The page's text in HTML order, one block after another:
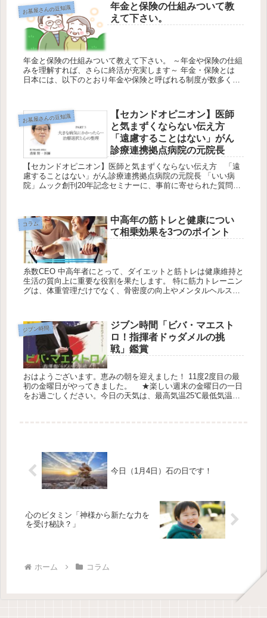
お墓屋さんの豆知識
年金と保険の仕組みついて教
えて下さい。
年金と保険の仕組みついて教えて下さい。 ～年金や保険の仕組
みを理解すれば、さらに終活が充実します～ 年金・保険とは
日本には、以下のとおり年金や保険と呼ばれる制度が数多く存
お墓屋さんの豆知識
【セカンドオピニオン】医師
と気まずくならない伝え方
「遠慮することはない」がん
診療連携拠点病院の元院長
【セカンドオピニオン】医師と気まずくならない伝え方 「遠
慮することはない」がん診療連携拠点病院の元院長 「いい病
院」ムック創刊20年記念セミナーに、事前に寄せられた質問に
コラム
中高年の筋トレと健康につい
て相乗効果を3つのポイント
糸数CEO 中高年者にとって、ダイエットと筋トレは健康維持と
生活の質向上に重要な役割を果たします。 特に筋力トレーニン
グは、体重管理だけでなく、骨密度の向上やメンタルヘルスの
ジブン時間
ジブン時間「ビバ・マエスト
ロ！指揮者ドゥダメルの挑
戦」鑑賞
おはようございます。恵みの朝を迎えました！ 11度2度目の最
初の金曜日がやってきました。 ★楽しい週末の金曜日の一日
をお過ごしください。今日の天気は、最高気温25℃最低気温
今日（1月4日）石の日です！
心のビタミン「神様から新たな力を
を受け秘訣？」
ホーム コラム